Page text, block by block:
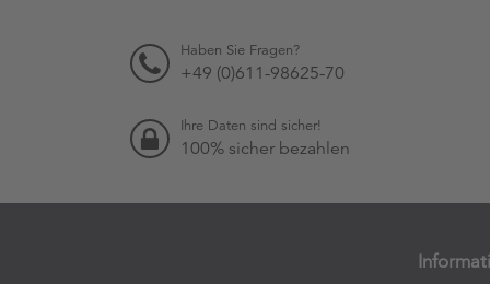
Haben Sie Fragen?
+49 (0)611-98625-70
Ihre Daten sind sicher!
100% sicher bezahlen